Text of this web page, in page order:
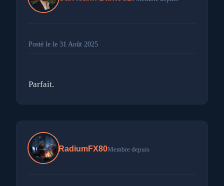
Posté le le 31 Août 2025
RadiumFX80Membre depuis